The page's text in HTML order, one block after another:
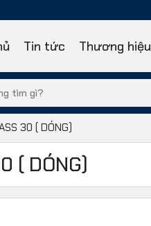
Tin tức Thương hiệu
30 ( DÓNG)
( DÓNG)